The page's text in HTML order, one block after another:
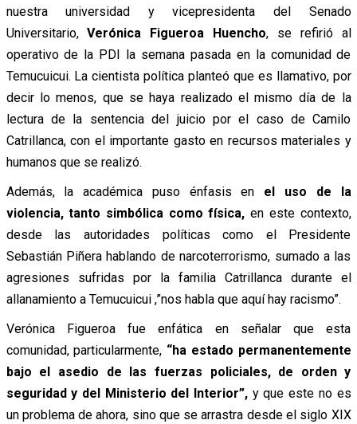
nuestra universidad y vicepresidenta del Senado
Universitario,Verónica Figueroa Huencho, se refirió al
operativo de la PDI la semana pasada en la comunidad de
Temucuicui. La cientista política planteó que es llamativo, por
decir lo menos, que se haya realizado el mismo día de la
lectura de la sentencia del juicio por el caso de Camilo
Catrillanca, con el importante gasto en recursos materiales y
humanos que se realizó.
Además, la académica puso énfasis en el uso de la
violencia, tanto simbólica como física,en este contexto,
desde las autoridades políticas como el Presidente
Sebastián Piñera hablando de narcoterrorismo, sumado a las
agresiones sufridas por la familia Catrillanca durante el
allanamiento a Temucuicui ,”nos habla que aquí hay racismo”.
Verónica Figueroa fue enfática en señalar que esta
comunidad, particularmente, “ha estado permanentemente
bajo el asedio de las fuerzas policiales, de orden y
seguridad y del Ministerio del Interior”, y que este no es
un problema de ahora, sino que se arrastra desde el siglo XIX